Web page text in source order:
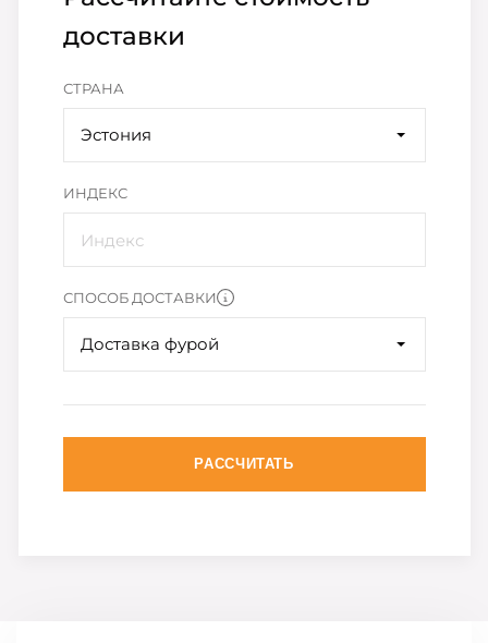
доставки
СТРАНА
Эстония
ИНДЕКС
СПОСОБ ДОСТАВКИ
Доставка фурой
РАССЧИТАТЬ